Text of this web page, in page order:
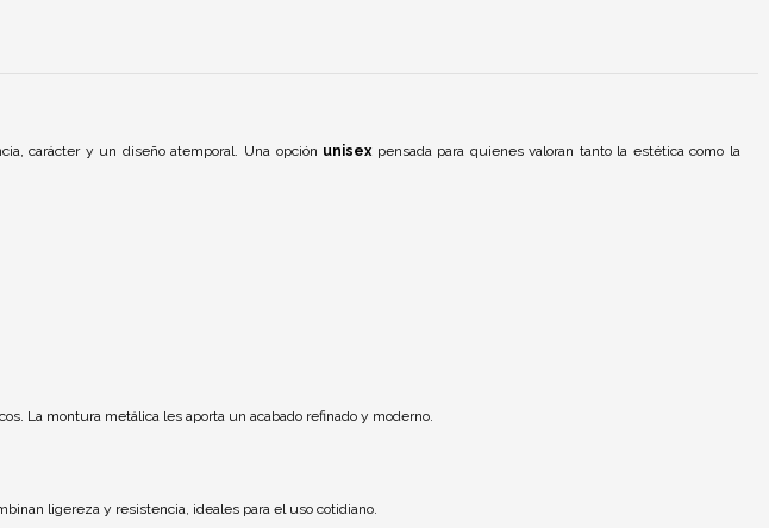
carácter y un diseño atemporal. Una opción unisex pensada para quienes valoran tanto la estética como la
La montura metálica les aporta un acabado refinado y moderno.
ligereza y resistencia, ideales para el uso cotidiano.